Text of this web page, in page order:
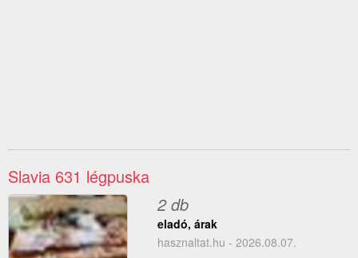
Slavia 631 légpuska
2 db
eladó, árak
hasznaltat.hu - 2026.08.07.